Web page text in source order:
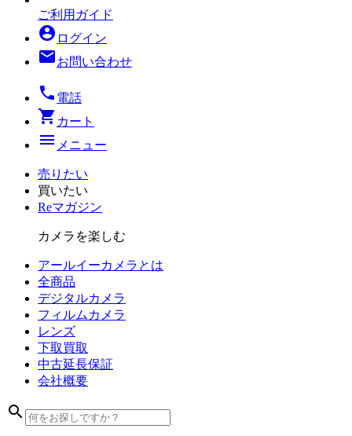
ご利用ガイド
account_circle ログイン
mailお問い合わせ
local_phone 電話
shopping_cart カート
menu メニュー
売りたい
買いたい
Reマガジン
カメラを楽しむ
アールイーカメラとは
全商品
デジタルカメラ
フィルム カメラ
レンズ
下取買取
中古延長保証
会社概要
search